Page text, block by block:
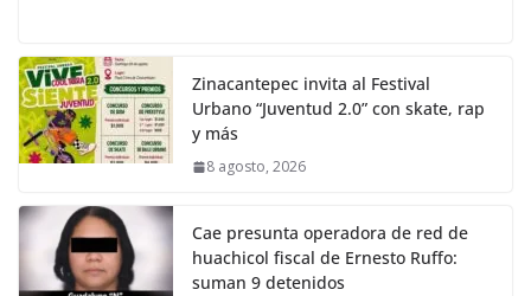
Zinacantepec invita al Festival
Urbano “Juventud 2.0” con skate, rap
y más
8 agosto, 2026
Cae presunta operadora de red de
huachicol fiscal de Ernesto Ruffo:
suman 9 detenidos